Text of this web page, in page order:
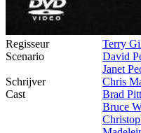
Regisseur
Terry
Scenario
David
Janet
Schrijver
Chris
Cast
Brad Pitt
Bruce